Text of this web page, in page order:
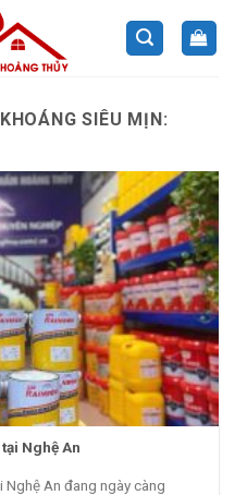
SIÊU MỊN:
Nghệ An
An đang ngày càng